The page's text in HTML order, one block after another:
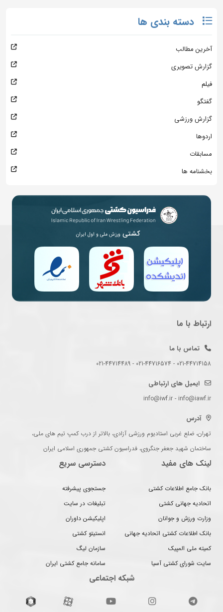
دسته بندی ها
آخرین مطالب
گزارش تصویری
فیلم
گفتگو
گزارش ورزشی
اردوها
مسابقات
بخشنامه ها
کشتی ورزش ملی و اول ایران
ارتباط با ما
تماس با ما
021-44714158 - 021-44716574 - 021-44714489
ایمیل های ارتباطی
info@iwf.ir - info@iawf.ir
آدرس
تهران، ضلع غربی استادیوم ورزشی آزادی، بالاتر از درب کمپ تیم های ملی،
ساختمان شهید جعفر جنگروی، فدراسیون کشتی جمهوری اسلامی ایران
لینک های مفید
بانک جامع اطلاعات کشتی
اتحادیه جهانی کشتی
وزارت ورزش و جوانان
بانک اطلاعات کشتی اتحادیه جهانی
کمیته ملی المپیک
سایت شورای کشتی آسیا
دسترسی سریع
جستجوی پیشرفته
تبلیغات در سایت
اپلیکیشن داوران
انستیتو کشتی
سازمان لیگ
سامانه جامع کشتی ایران
شبکه اجتماعی